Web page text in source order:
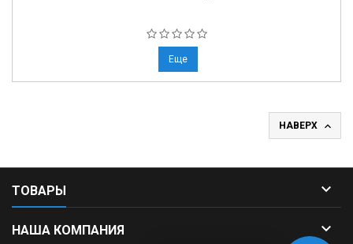
Еще
НАВЕРХ 
ТОВАРЫ 
НАША КОМПАНИЯ 